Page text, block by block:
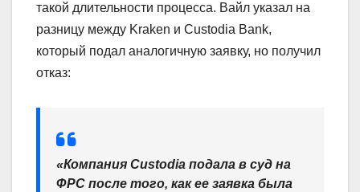
такой длительности процесса. Вайл указал на
разницу между Kraken и Custodia Bank,
который подал аналогичную заявку, но получил
отказ:
«Компания Custodia подала в суд на
ФРС после того, как ее заявка была